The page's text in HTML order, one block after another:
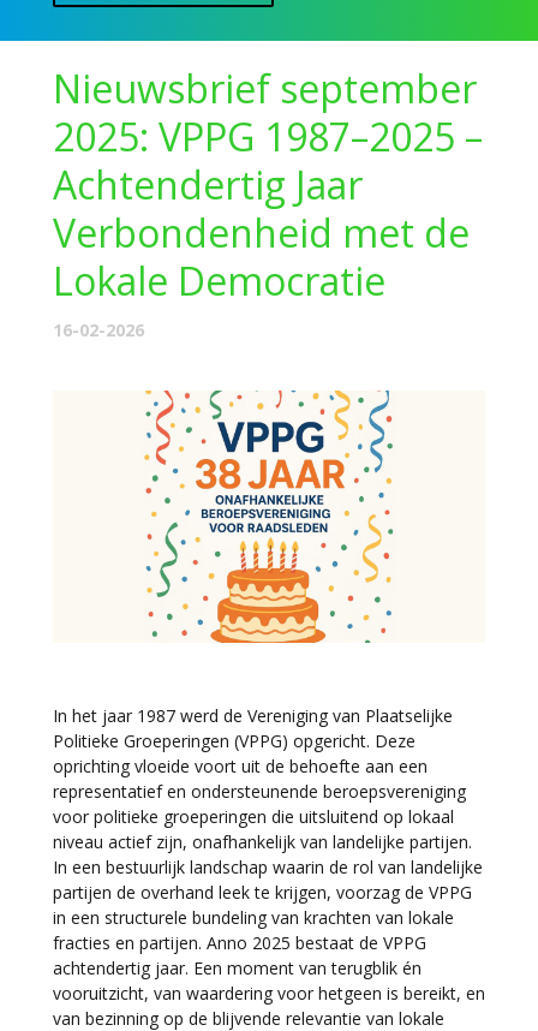
Nieuwsbrief september
2025: VPPG 1987–2025 –
Achtendertig Jaar
Verbondenheid met de
Lokale Democratie
16-02-2026
In het jaar 1987 werd de Vereniging van Plaatselijke
Politieke Groeperingen (VPPG) opgericht. Deze
oprichting vloeide voort uit de behoefte aan een
representatief en ondersteunende beroepsvereniging
voor politieke groeperingen die uitsluitend op lokaal
niveau actief zijn, onafhankelijk van landelijke partijen.
In een bestuurlijk landschap waarin de rol van landelijke
partijen de overhand leek te krijgen, voorzag de VPPG
in een structurele bundeling van krachten van lokale
fracties en partijen. Anno 2025 bestaat de VPPG
achtendertig jaar. Een moment van terugblik én
vooruitzicht, van waardering voor hetgeen is bereikt, en
van bezinning op de blijvende relevantie van lokale